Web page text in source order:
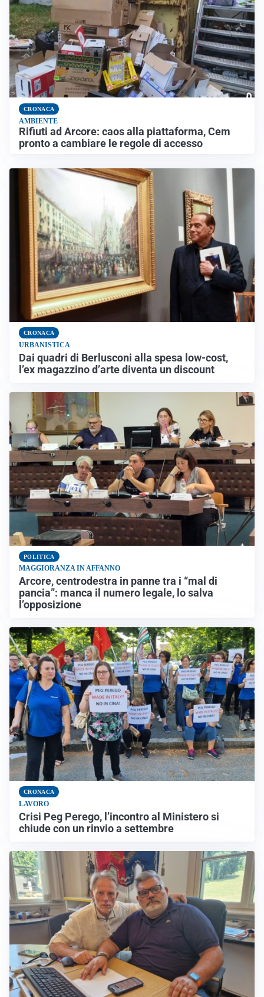
CRONACA
AMBIENTE
Rifiuti ad Arcore: caos alla piattaforma, Cem
pronto a cambiare le regole di accesso
CRONACA
URBANISTICA
Dai quadri di Berlusconi alla spesa low-cost,
l’ex magazzino d’arte diventa un discount
POLITICA
MAGGIORANZA IN AFFANNO
Arcore, centrodestra in panne tra i “mal di
pancia”: manca il numero legale, lo salva
l’opposizione
CRONACA
LAVORO
Crisi Peg Perego, l’incontro al Ministero si
chiude con un rinvio a settembre